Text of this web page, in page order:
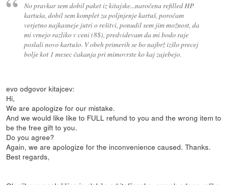
No pravkar sem dobil paket iz kitajske...naročena refilled HP
kartuša, dobil sem komplet za poljnjenje kartuš, poročam
verjetno najkasneje jutri o rešitvi, ponudil sem jim možnost, da
mi vrnejo razliko v ceni (8$), predvidevam da mi bodo raje
poslali novo kartušo. V obeh primerih se bo najbrž izšlo precej
bolje kot 1 mesec čakanja pri mimovrste ko kaj zajebejo.
evo odgovor kitajcev:
Hi,
We are apologize for our mistake.
And we would like like to FULL refund to you and the wrong item to
be the free gift to you.
Do you agree?
Again, we are apologize for the inconvenience caused. Thanks.
Best regards,